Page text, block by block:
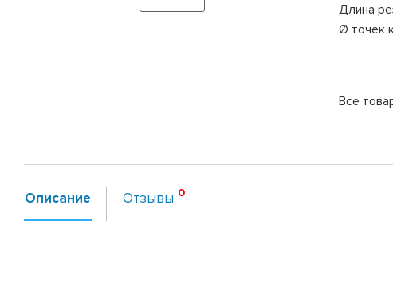
Длина
Ø точек
Все
Описание Отзывы